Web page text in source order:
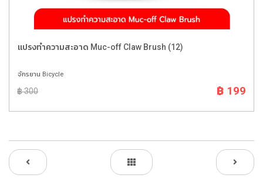
แปรงทำความสะอาด Muc-off Claw Brush (12)
จักรยาน Bicycle
฿ 300 ฿ 199